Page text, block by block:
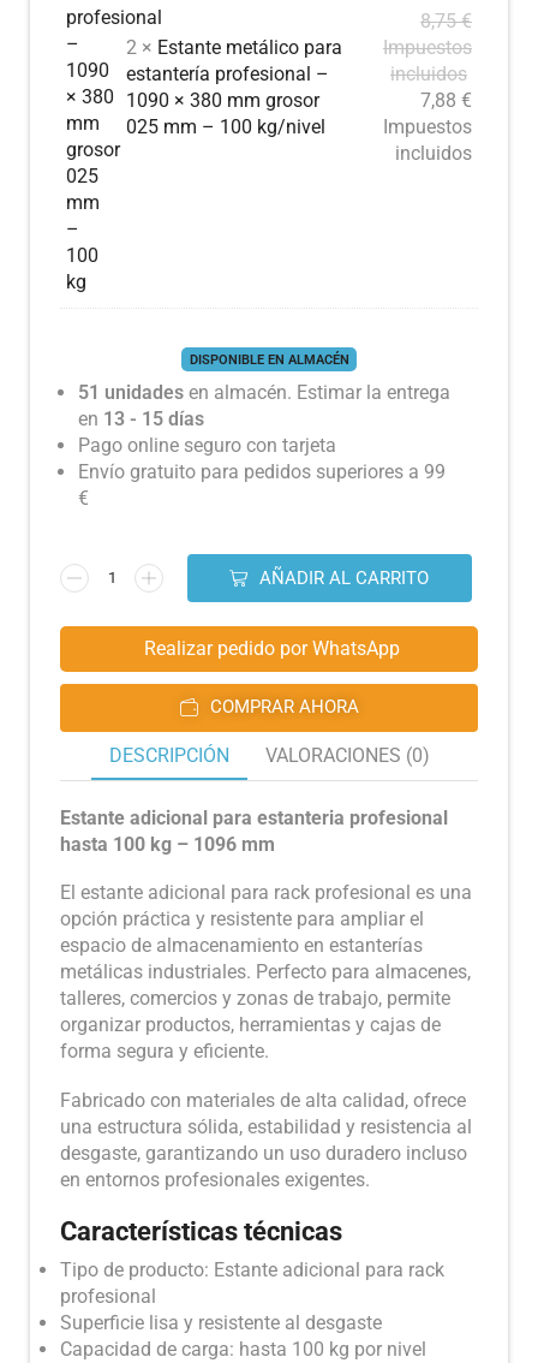
2 × Estante metálico para
estantería profesional –
1090 × 380 mm grosor
025 mm – 100 kg/nivel
8,75€
Impuestos
incluidos
7,88 €
Impuestos
incluidos
DISPONIBLE EN ALMACÉN
51 unidades en almacén. Estimar la entrega
en 13 - 15 días
Pago online seguro con tarjeta
Envío gratuito para pedidos superiores a 99
€
AÑADIR AL CARRITO
Realizar pedido por WhatsApp
COMPRAR AHORA
DESCRIPCIÓN VALORACIONES (0)
Estante adicional para estanteria profesional
hasta 100 kg – 1096 mm
El estante adicional para rack profesional es una
opción práctica y resistente para ampliar el
espacio de almacenamiento en estanterías
metálicas industriales. Perfecto para almacenes,
talleres, comercios y zonas de trabajo, permite
organizar productos, herramientas y cajas de
forma segura y eficiente.
Fabricado con materiales de alta calidad, ofrece
una estructura sólida, estabilidad y resistencia al
desgaste, garantizando un uso duradero incluso
en entornos profesionales exigentes.
Características técnicas
Tipo de producto: Estante adicional para rack
profesional
Superficie lisa y resistente al desgaste
Capacidad de carga: hasta 100 kg por nivel